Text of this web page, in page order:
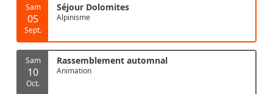
Sam
05
Sept.
Séjour Dolomites
Alpinisme
Sam
10
Oct.
Rassemblement automnal
Animation